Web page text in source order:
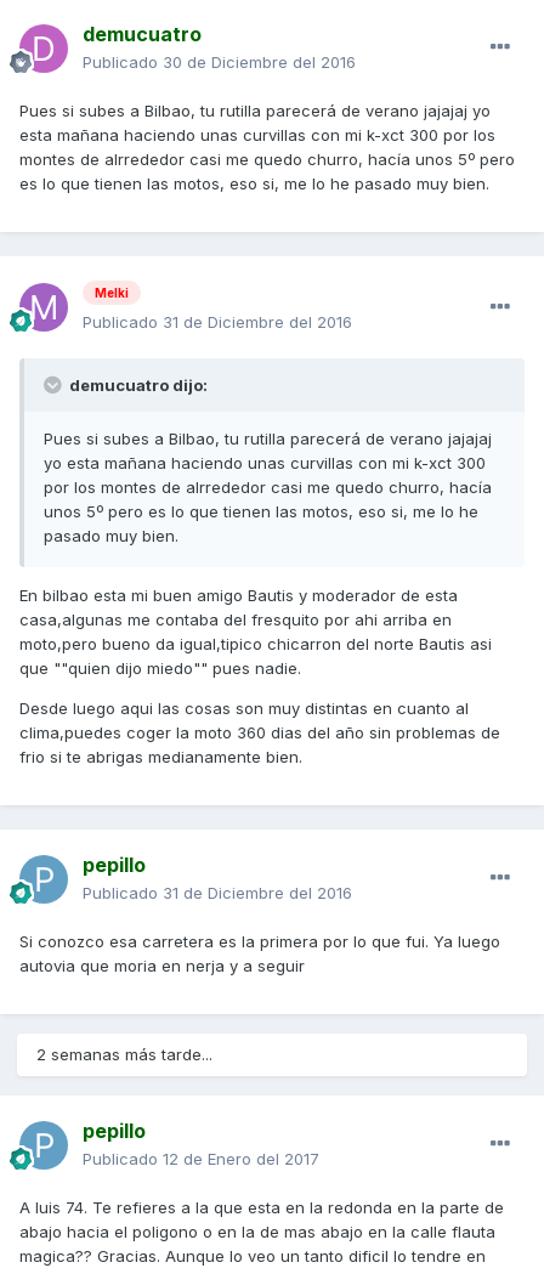
demucuatro
Publicado 30 de Diciembre del 2016
Pues si subes a Bilbao, tu rutilla parecerá de verano jajajaj yo
esta mañana haciendo unas curvillas con mi k-xct 300 por los
montes de alrrededor casi me quedo churro, hacía unos 5º pero
es lo que tienen las motos, eso si, me lo he pasado muy bien.
Melki
Publicado 31 de Diciembre del 2016
demucuatro dijo:
Pues si subes a Bilbao, tu rutilla parecerá de verano jajajaj
yo esta mañana haciendo unas curvillas con mi k-xct 300
por los montes de alrrededor casi me quedo churro, hacía
unos 5º pero es lo que tienen las motos, eso si, me lo he
pasado muy bien.
En bilbao esta mi buen amigo Bautis y moderador de esta
casa,algunas me contaba del fresquito por ahi arriba en
moto,pero bueno da igual,tipico chicarron del norte Bautis asi
que ""quien dijo miedo"" pues nadie.
Desde luego aqui las cosas son muy distintas en cuanto al
clima,puedes coger la moto 360 dias del año sin problemas de
frio si te abrigas medianamente bien.
pepillo
Publicado 31 de Diciembre del 2016
Si conozco esa carretera es la primera por lo que fui. Ya luego
autovia que moria en nerja y a seguir
2 semanas más tarde...
pepillo
Publicado 12 de Enero del 2017
A luis 74. Te refieres a la que esta en la redonda en la parte de
abajo hacia el poligono o en la de mas abajo en la calle flauta
magica?? Gracias. Aunque lo veo un tanto dificil lo tendre en